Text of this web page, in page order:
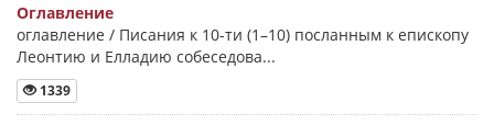
Оглавление
оглавление / Писания к 10-ти (1–10) посланным к епископу
Леонтию и Елладию собеседова...
1339